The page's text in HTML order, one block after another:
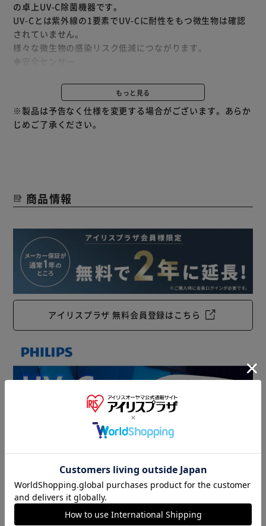
の卓上UV-C除菌機器です。
UV-Cとは紫外線の1要素でUV-Cに耐性をもつ微生物は確認
されていません。
様々な微生物の感染リスク低減につながります。
強制的にランプ電源が遮断され、かつ半径5m外に基準以上
のUV-Cが放射されないよう設計しています。
◆声ガイド
不適切な使用や、子供やペットによる意図しない操作を防止
タイマー設定時間が経過したのち、自動的にランプ電源が遮
操作ボタンは2つのみで、誤操作を起こさない直感的なイン
ターフェースです。
誤操作リスクを最小化するため、リモコンやスマホアプリに
よる操作機能は設けていません。
4つの機能で安全にご利用ただけます。
もっと見る
※製品は予告なく仕様を変更する場合がございます。あらか
じめご了承ください。
商品情報
アイリスプラザ 無料会員登録はこちら